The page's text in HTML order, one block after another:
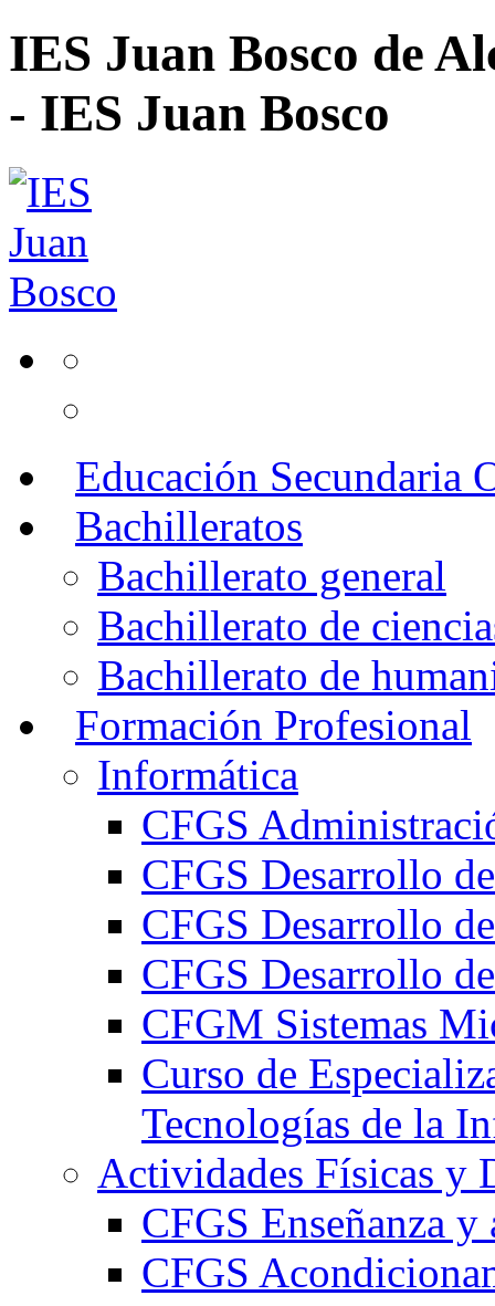
IES Juan Bosco de
- IES Juan Bosco
Educación Secundaria
Bachilleratos
Bachillerato general
Bachillerato de
Bachillerato de
Formación Profesional
Informática
CFGS
CFGS Desarrollo
CFGS Desarrollo
CFGS Desarrollo
CFGM Sistemas
Curso de
Tecnologías de la
Actividades Físicas y
CFGS Enseñanza
CFGS